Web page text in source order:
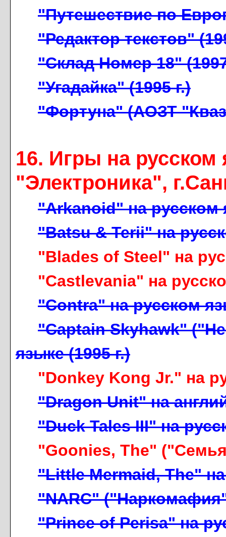
"Путешествие по
"Редактор текстов"
"Склад Номер 18"
"Угадайка" (1995 г.)
"Фортуна" (АОЗТ
16. Игры на
"Электроника",
"Arkanoid" на русском
"Batsu & Terii" на
"Blades of Steel" на
"Castlevania" на
"Contra" на русском
"Captain Skyhawk"
языке (1995 г.)
"Donkey Kong Jr." на
"Dragon Unit" на
"Duck Tales III" на
"Goonies, The"
"Little Mermaid, The"
"NARC"
"Prince of Perisa" на